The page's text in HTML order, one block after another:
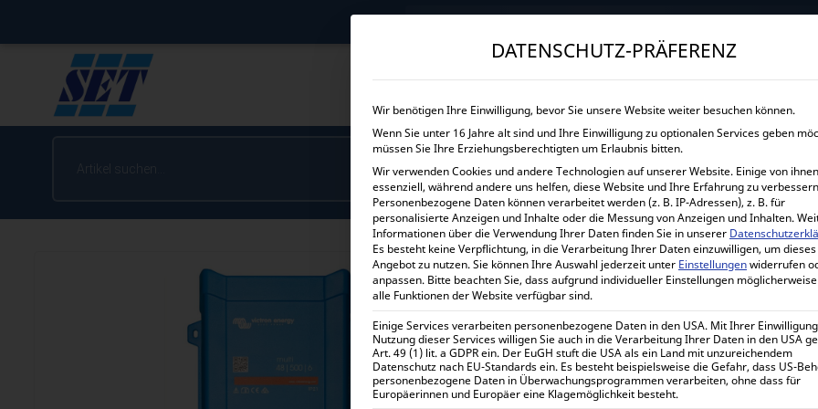
→
START UNTERNEHMEN SHOP LEISTUNGEN
VICTRON
Home
201,08€ inkl. 0% MwSt.
239,28€inkl. 19% MwSt.
Victron Energy MultiPlus 48/
Lieferzeit:1-7 Werktage
DATENSCHUTZ-PRÄFERENZ
Wir benötigen Ihre Einwilligung, bevor Sie unsere Website weiter besuchen können.
Wenn Sie unter 16 Jahre alt sind und Ihre Einwilligung zu optionalen Services geben
müssen Sie Ihre Erziehungsberechtigten um Erlaubnis bitten.
Wir verwenden Cookies und andere Technologien auf unserer Website. Einige von
essenziell, während andere uns helfen, diese Website und Ihre Erfahrung zu
Personenbezogene Daten können verarbeitet werden (z. B. IP-Adressen), z. B. für
personalisierte Anzeigen und Inhalte oder die Messung von Anzeigen und Inhalten.
Informationen über die Verwendung Ihrer Daten finden Sie in unserer
Es besteht keine Verpflichtung, in die Verarbeitung Ihrer Daten einzuwilligen, um dieses
Angebot zu nutzen.Sie können Ihre Auswahl jederzeit unter Einstellungenwiderrufen
anpassen. Bitte beachten Sie, dass aufgrund individueller Einstellungen
alle Funktionen der Website verfügbar sind.
Einige Services verarbeiten personenbezogene Daten in den USA. Mit Ihrer
Nutzung dieser Services willigen Sie auch in die Verarbeitung Ihrer Daten in den USA
Art. 49 (1) lit. a GDPR ein. Der EuGH stuft die USA als ein Land mit unzureichendem
Datenschutz nach EU-Standards ein. Es besteht beispielsweise die Gefahr, dass US-
personenbezogene Daten in Überwachungsprogrammen verarbeiten, ohne dass für
Europäerinnen und Europäer eine Klagemöglichkeit besteht.